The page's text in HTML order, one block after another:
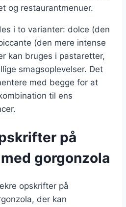
og restaurantmenuer.
i to varianter: dolce (den
(den mere intense
kan bruges i pastaretter,
smagsoplevelser. Det
med begge for at
til ens
på
gorgonzola
opskrifter på
der kan